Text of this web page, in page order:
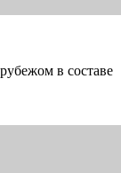
в составе